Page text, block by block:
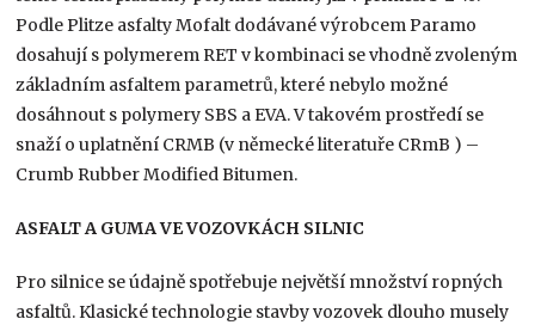
Podle Plitze asfalty Mofalt dodávané výrobcem Paramo
dosahují s polymerem RET v kombinaci se vhodně zvoleným
základním asfaltem parametrů, které nebylo možné
dosáhnout s polymery SBS a EVA. V takovém prostředí se
snaží o uplatnění CRMB (v německé literatuře CRmB ) –
Crumb Rubber Modified Bitumen.
ASFALT A GUMA VE VOZOVKÁCH SILNIC
Pro silnice se údajně spotřebuje největší množství ropných
asfaltů. Klasické technologie stavby vozovek dlouho musely